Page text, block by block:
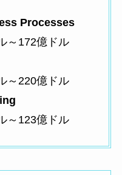
Processes
～172億ドル
～220億ドル
～123億ドル